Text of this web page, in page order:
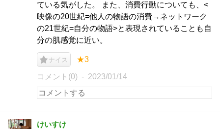
ている気がした。 また、消費行動についても、<
映像の20世紀=他人の物語の消費→ネットワーク
の21世紀=自分の物語>と表現されていることも自
分の肌感覚に近い。
ナイス ★3
コメント(0) 2023/01/14
けいすけ